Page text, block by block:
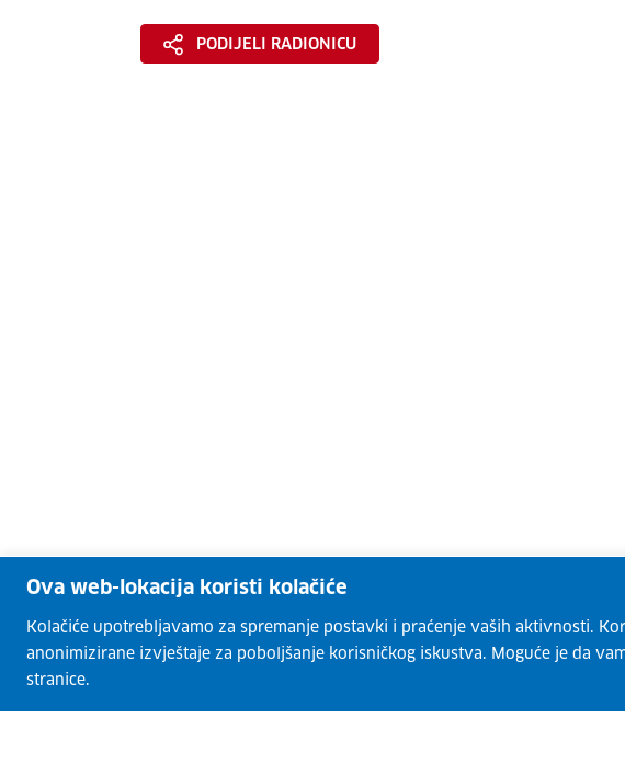
Ova web-lokacija koristi kolačiće
Kolačiće upotrebljavamo za spremanje postavki i praćenje vaših aktivnosti.
anonimizirane izvještaje za poboljšanje korisničkog iskustva. Moguće je da
stranice.
PODIJELI RADIONICU